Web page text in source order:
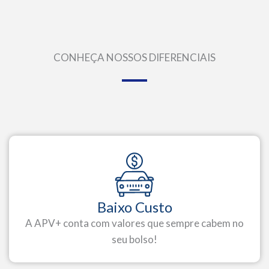
CONHEÇA NOSSOS DIFERENCIAIS
Baixo Custo
A APV+ conta com valores que sempre cabem no
seu bolso!